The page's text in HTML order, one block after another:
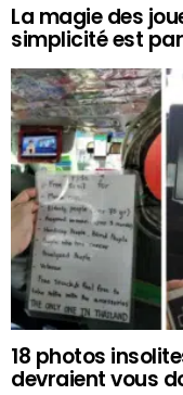
La magie des
simplicité est
18 photos
devraient vous